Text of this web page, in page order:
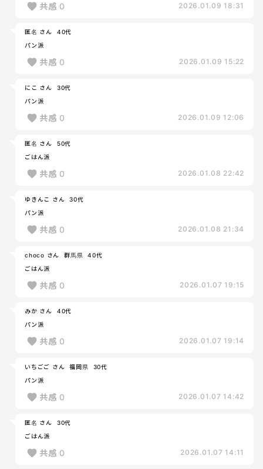
共感 0 2026.01.09 18:31
匿名 さん
40代
パン派
共感 0 2026.01.09 15:22
にこ さん
30代
パン派
共感 0 2026.01.09 12:06
匿名 さん
50代
ごはん派
共感 0 2026.01.08 22:42
ゆきんこ さん
30代
パン派
共感 0 2026.01.08 21:34
choco さん 群馬県
40代
ごはん派
共感 0 2026.01.07 19:15
みか さん
40代
パン派
共感 0 2026.01.07 19:14
いちごご さん 福岡県
30代
パン派
共感 0 2026.01.07 14:42
匿名 さん
30代
ごはん派
共感 0 2026.01.07 14:11